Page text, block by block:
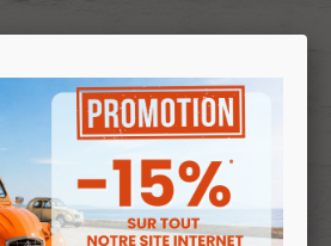
de prix remisés
Carte clubRenov 2cv